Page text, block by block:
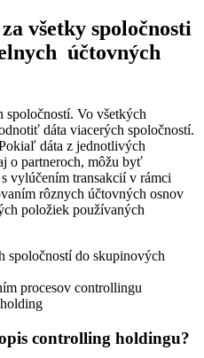
všetky spoločnosti
účtovných
spoločností. Vo všetkých
dáta viacerých spoločností.
dáta z jednotlivých
o partneroch, môžu byť
vylúčením transakcií v rámci
rôznych účtovných osnov
položiek používaných
spoločností do skupinových
procesov controllingu
controlling holdingu?